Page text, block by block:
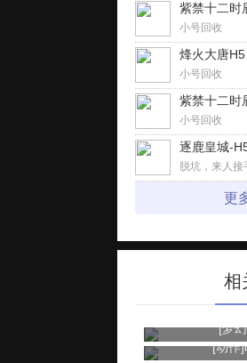
紫禁十二时
小号回收
烽火大唐H5
小号回收
紫禁十二时
小号回收
逐鹿皇城-
脱坑，来人接
更
相
[梦
[动作]